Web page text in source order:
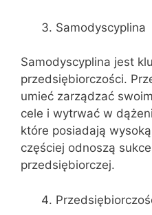
Samodyscyplina
Samodyscyplina jest
przedsiębiorczości.
umieć zarządzać
cele i wytrwać w
które posiadają
częściej odnoszą
przedsiębiorczej.